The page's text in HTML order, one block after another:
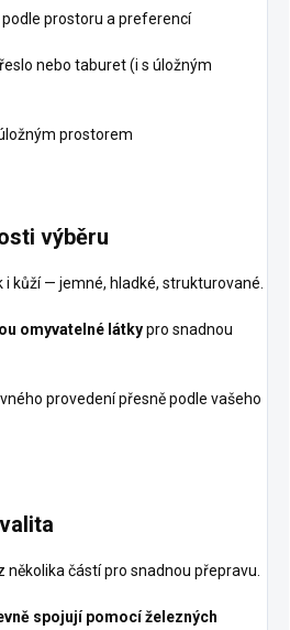
prostoru a preferencí
nebo taburet (i s úložným
prostorem
výběru
i kůží — jemné, hladké, strukturované.
omyvatelné látkypro snadnou
provedení přesně podle vašeho
několika částí pro snadnou přepravu.
spojují pomocí železných